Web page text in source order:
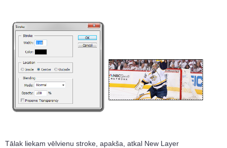
Tālak liekam vēlvienu stroke, apakša, atkal New Layer